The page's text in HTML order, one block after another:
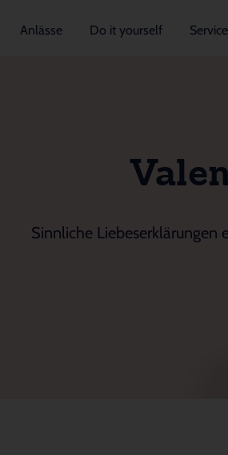
Anlässe Do it yourself Service
Sinnliche Liebeserklärungen